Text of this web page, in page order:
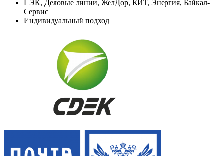
ПЭК, Деловые линии, ЖелДор, КИТ, Энергия, Байкал-
Сервис
Индивидуальный подход